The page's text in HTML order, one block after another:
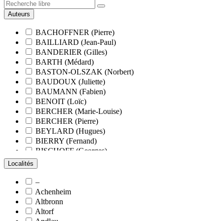
Auteurs
BACHOFFNER (Pierre)
BAILLIARD (Jean-Paul)
BANDERIER (Gilles)
BARTH (Médard)
BASTON-OLSZAK (Norbert)
BAUDOUX (Juliette)
BAUMANN (Fabien)
BENOIT (Loïc)
BERCHER (Marie-Louise)
BERCHER (Pierre)
BEYLARD (Hugues)
BIERRY (Fernand)
BISCHOFF (Georges)
BLANCHARD (François)
BLANCHARD (Pierre-Valentin)
BLUMENROEDER (Quentin)
BOEHLER (Jean-Michel)
BOËS (Simone)
Localités
–
Achenheim
Altbronn
Altorf